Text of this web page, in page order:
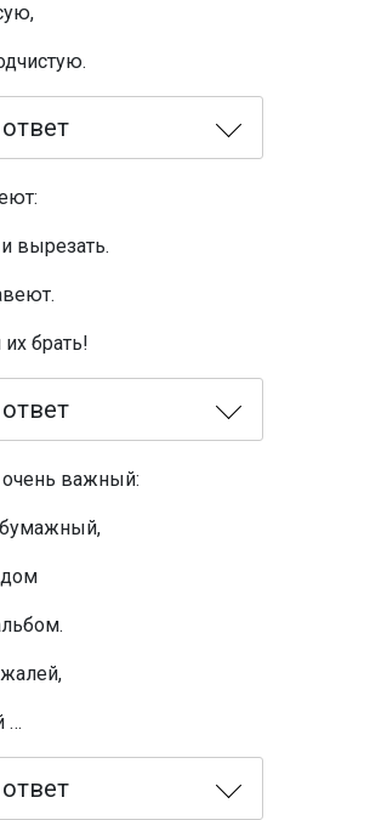
вырезать.
брать!
важный:
дом
…